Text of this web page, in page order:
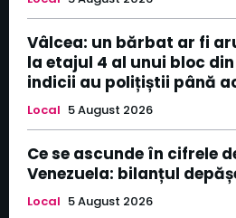
Vâlcea: un bărbat ar fi
la etajul 4 al unui bloc
indicii au polițiștii până
Local 5 August 2026
Ce se ascunde în cifrele
Venezuela: bilanțul
Local 5 August 2026